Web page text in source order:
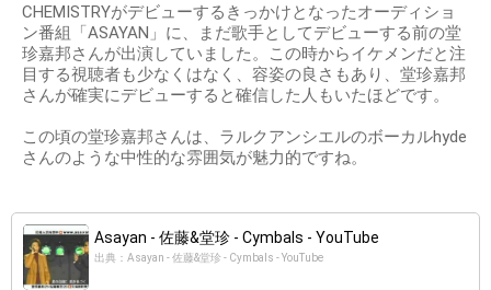
CHEMISTRYがデビューするきっかけとなったオーディショ
ン番組「ASAYAN」に、まだ歌手としてデビューする前の堂
珍嘉邦さんが出演していました。この時からイケメンだと注
目する視聴者も少なくはなく、容姿の良さもあり、堂珍嘉邦
さんが確実にデビューすると確信した人もいたほどです。
この頃の堂珍嘉邦さんは、ラルクアンシエルのボーカルhyde
さんのような中性的な雰囲気が魅力的ですね。
Asayan - 佐藤&堂珍 - Cymbals - YouTube
出典：Asayan - 佐藤&堂珍 - Cymbals - YouTube